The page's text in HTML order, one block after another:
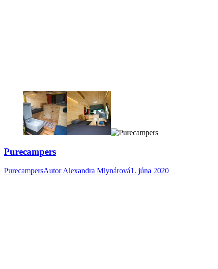
Purecampers
PurecampersAutorAlexandra Mlynárová1. júna 2020